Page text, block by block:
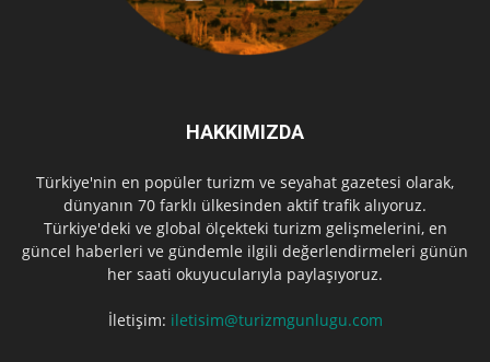
HAKKIMIZDA
Türkiye'nin en popüler turizm ve seyahat gazetesi olarak,
dünyanın 70 farklı ülkesinden aktif trafik alıyoruz.
Türkiye'deki ve global ölçekteki turizm gelişmelerini, en
güncel haberleri ve gündemle ilgili değerlendirmeleri günün
her saati okuyucularıyla paylaşıyoruz.
İletişim: iletisim@turizmgunlugu.com